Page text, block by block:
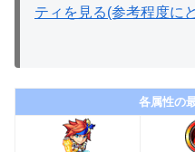
ティを見る(参考程度に
各属性の